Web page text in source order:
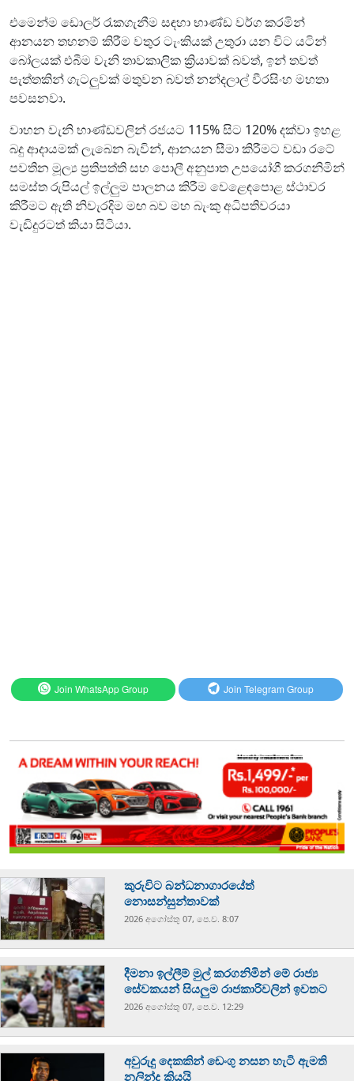
එමෙන්ම ඩොලර් රැකගැනීම සඳහා භාණ්ඩ වර්ග කරමින්
ආනයන තහනම් කිරීම වතුර ටැංකියක් උතුරා යන විට යටින්
බෝලයක් එබීම වැනි තාවකාලික ක්‍රියාවක් බවත්, ඉන් තවත්
පැත්තකින් ගැටලුවක් මතුවන බවත් නන්දලාල් වීරසිංහ මහතා
පවසනවා.
වාහන වැනි භාණ්ඩවලින් රජයට 115% සිට 120% දක්වා ඉහළ
බදු ආදායමක් ලැබෙන බැවින්, ආනයන සීමා කිරීමට වඩා රටේ
පවතින මූල්‍ය ප්‍රතිපත්ති සහ පොලී අනුපාත උපයෝගී කරගනිමින්
සමස්ත රුපියල් ඉල්ලුම පාලනය කිරීම වෙළෙඳපොළ ස්ථාවර
කිරීමට ඇති නිවැරදිම මඟ බව මහ බැංකු අධිපතිවරයා
වැඩිදුරටත් කියා සිටියා.
Join WhatsApp Group Join Telegram Group
කුරුවිට බන්ධනාගාරයේත්
නොසන්සුන්තාවක්
2026 අගෝස්‍තු 07, පෙ.ව. 8:07
දීමනා ඉල්ලීම් මුල් කරගනිමින් මේ රාජ්‍ය
සේවකයන් සියලුම රාජකාරිවලින් ඉවතට
2026 අගෝස්‍තු 07, පෙ.ව. 12:29
අවුරුදු දෙකකින් ඩෙංගු නසන හැටි ඇමති
නලින්ද කියයි